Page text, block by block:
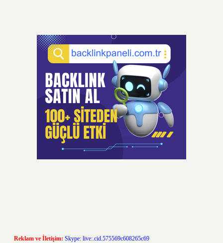
Reklam ve İletişim: Skype: live:.cid.575569c608265c69